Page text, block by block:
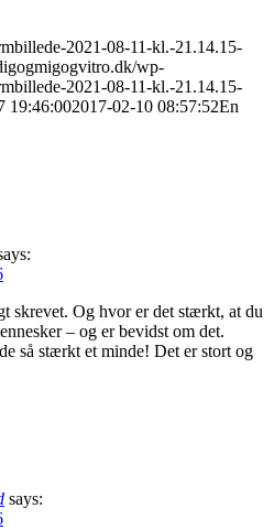
2021-08-11-kl.-21.14.15-
wp-
2021-08-11-kl.-21.14.15-
19:46:002017-02-10 08:57:52En
skrevet. Og hvor er det stærkt, at du
– og er bevidst om det.
så stærkt et minde! Det er stort og
says: